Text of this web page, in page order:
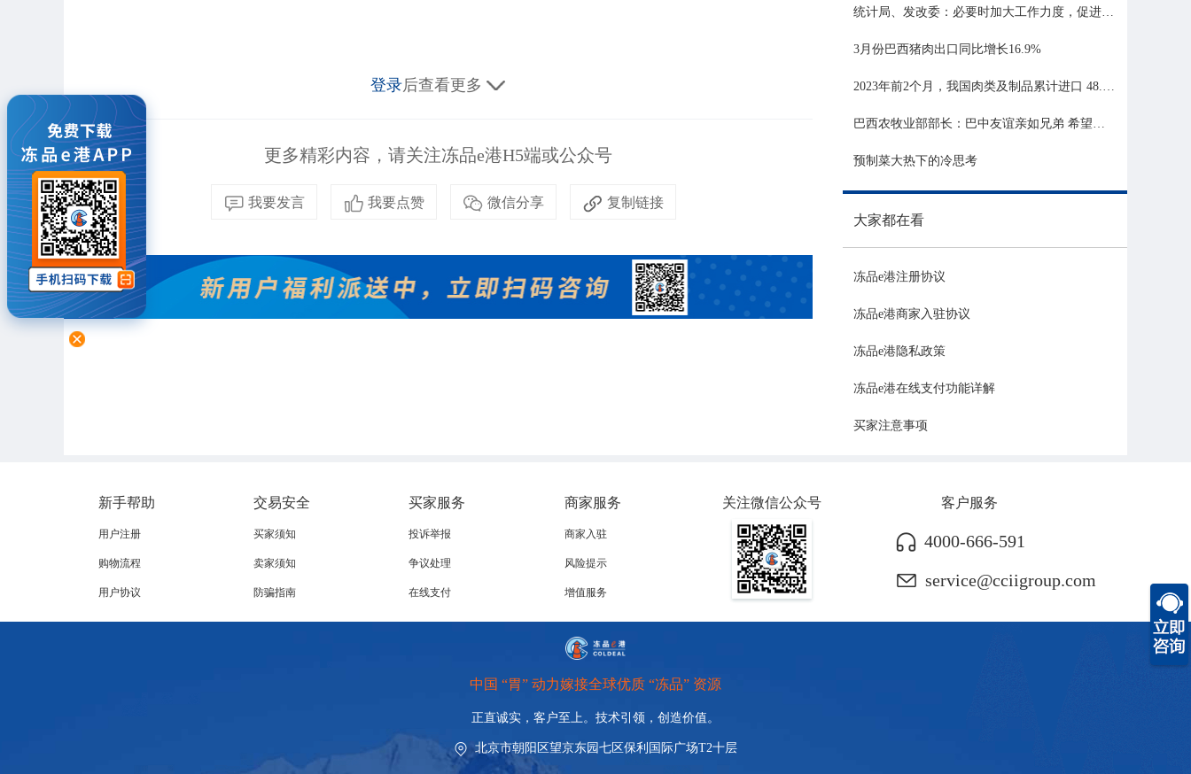
登录后查看更多
更多精彩内容，请关注冻品e港H5端或公众号
我要发言 我要点赞 微信分享 复制链接
统计局、发改委：必要时加大工作力度，促进生猪市场平稳运行
3月份巴西猪肉出口同比增长16.9%
2023年前2个月，我国肉类及制品累计进口 48.06 亿美元，同比增长 21.81%
巴西农牧业部部长：巴中友谊亲如兄弟 希望与中国深化农业合作
预制菜大热下的冷思考
大家都在看
冻品e港注册协议
冻品e港商家入驻协议
冻品e港隐私政策
冻品e港在线支付功能详解
买家注意事项
新手帮助
用户注册
购物流程
用户协议
交易安全
买家须知
卖家须知
防骗指南
买家服务
投诉举报
争议处理
在线支付
商家服务
商家入驻
风险提示
增值服务
关注微信公众号 客户服务
4000-666-591
service@cciigroup.com
中国 “胃” 动力嫁接全球优质 “冻品” 资源
正直诚实，客户至上。技术引领， 创造价值。
北京市朝阳区望京东园七区保利国际广场T2十层